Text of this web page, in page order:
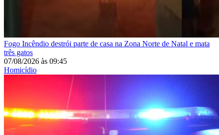
Fogo Incêndio destrói parte de casa na Zona Norte de Natal e mata
três gatos
07/08/2026 às 09:45
Homicídio